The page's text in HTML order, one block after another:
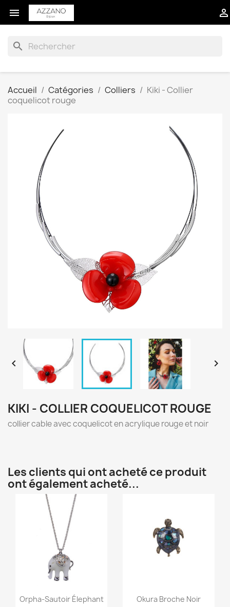
 
search
Accueil Catégories Colliers
Kiki - Collier
coquelicot rouge
 
KIKI - COLLIER COQUELICOT ROUGE
collier cable avec coquelicot en acrylique rouge et noir
Les clients qui ont acheté ce produit
ont également acheté...
Orpha-Sautoir Élephant Okura Broche Noir